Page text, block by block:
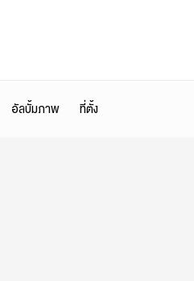
อัลบั้มภาพ ที่ตั้ง